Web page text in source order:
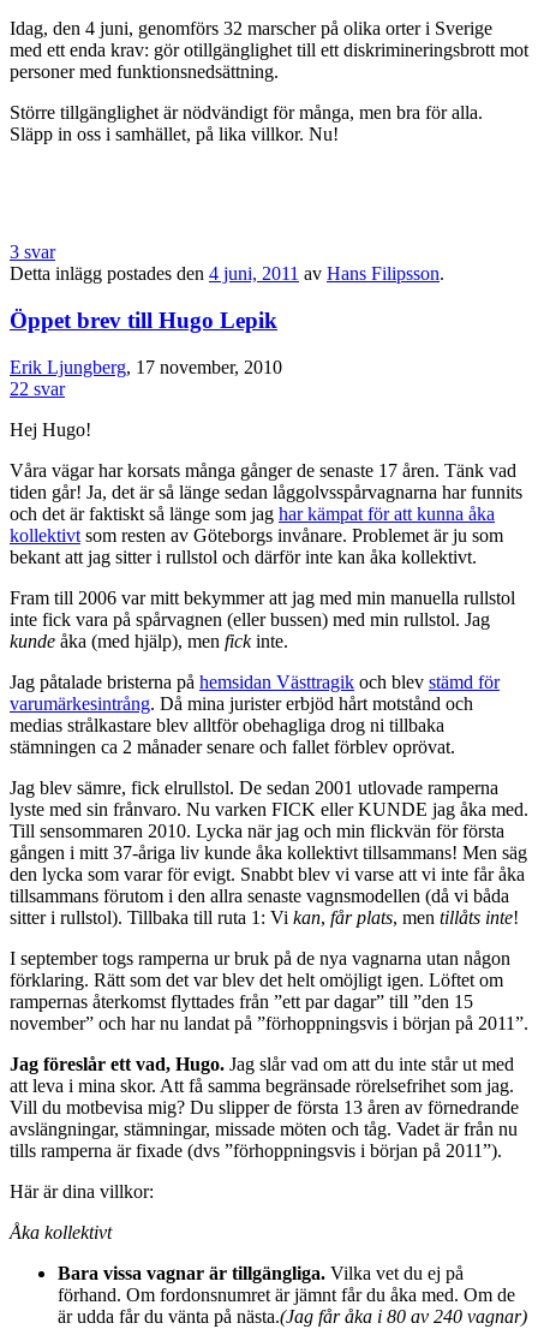
Idag, den 4 juni, genomförs 32 marscher på olika orter i Sverige
med ett enda krav: gör otillgänglighet till ett diskrimineringsbrott mot
personer med funktionsnedsättning.
Större tillgänglighet är nödvändigt för många, men bra för alla.
Släpp in oss i samhället, på lika villkor. Nu!
3 svar
Detta inlägg postades den 4 juni, 2011 av Hans Filipsson.
Öppet brev till Hugo Lepik
Erik Ljungberg, 17 november, 2010
22 svar
Hej Hugo!
Våra vägar har korsats många gånger de senaste 17 åren. Tänk vad
tiden går! Ja, det är så länge sedan låggolvsspårvagnarna har funnits
och det är faktiskt så länge som jag har kämpat för att kunna åka
kollektivt som resten av Göteborgs invånare. Problemet är ju som
bekant att jag sitter i rullstol och därför inte kan åka kollektivt.
Fram till 2006 var mitt bekymmer att jag med min manuella rullstol
inte fick vara på spårvagnen (eller bussen) med min rullstol. Jag
kunde åka (med hjälp), men fickinte.
Jag påtalade bristerna på hemsidan Västtragik och blev stämd för
varumärkesintrång. Då mina jurister erbjöd hårt motstånd och
medias strålkastare blev alltför obehagliga drog ni tillbaka
stämningen ca 2 månader senare och fallet förblev oprövat.
Jag blev sämre, fick elrullstol. De sedan 2001 utlovade ramperna
lyste med sin frånvaro. Nu varken FICK eller KUNDE jag åka med.
Till sensommaren 2010. Lycka när jag och min flickvän för första
gången i mitt 37-åriga liv kunde åka kollektivt tillsammans! Men säg
den lycka som varar för evigt. Snabbt blev vi varse att vi inte får åka
tillsammans förutom i den allra senaste vagnsmodellen (då vi båda
sitter i rullstol). Tillbaka till ruta 1: Vi kan, får plats, men tillåts inte!
I september togs ramperna ur bruk på de nya vagnarna utan någon
förklaring. Rätt som det var blev det helt omöjligt igen. Löftet om
rampernas återkomst flyttades från ”ett par dagar” till ”den 15
november” och har nu landat på ”förhoppningsvis i början på 2011”.
Jag föreslår ett vad, Hugo. Jag slår vad om att du inte står ut med
att leva i mina skor. Att få samma begränsade rörelsefrihet som jag.
Vill du motbevisa mig? Du slipper de första 13 åren av förnedrande
avslängningar, stämningar, missade möten och tåg. Vadet är från nu
tills ramperna är fixade (dvs ”förhoppningsvis i början på 2011”).
Här är dina villkor:
Åka kollektivt
Bara vissa vagnar är tillgängliga. Vilka vet du ej på
förhand. Om fordonsnumret är jämnt får du åka med. Om de
är udda får du vänta på nästa.(Jag får åka i 80 av 240 vagnar)